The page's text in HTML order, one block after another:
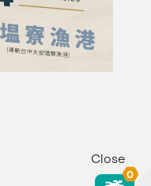
Close
0